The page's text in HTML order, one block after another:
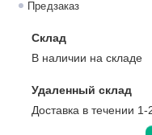
Предзаказ
Склад
В наличии на складе
Удаленный склад
Доставка в течении 1-